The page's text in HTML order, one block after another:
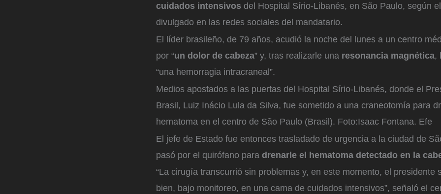
cuidados intensivos del Hospital Sírio-Libanés, en São Paulo, según
divulgado en las redes sociales del mandatario.
El líder brasileño, de 79 años, acudió la noche del lunes a un centro
por “un dolor de cabeza” y, tras realizarle una resonancia magnética,
“una hemorragia intracraneal”.
Medios apostados a las puertas del Hospital Sírio-Libanés, donde el
Brasil, Luiz Inácio Lula da Silva, fue sometido a una craneotomía para
hematoma en el centro de São Paulo (Brasil). Foto:Isaac Fontana. Efe
El jefe de Estado fue entonces trasladado de urgencia a la ciudad de
pasó por el quirófano para drenarle el hematoma detectado en la
“La cirugía transcurrió sin problemas y, en este momento, el presidente
bien, bajo monitoreo, en una cama de cuidados intensivos”, señaló el